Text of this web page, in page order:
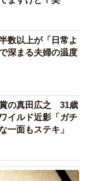
数以上が「日常よ
深まる夫婦の温度
の真田広之 31歳
イルド近影「ガチ
一面もステキ」